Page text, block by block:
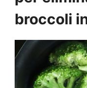
broccoli